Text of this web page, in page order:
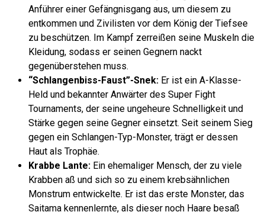
Anführer einer Gefängnisgang aus, um diesem zu
entkommen und Zivilisten vor dem König der Tiefsee
zu beschützen. Im Kampf zerreißen seine Muskeln die
Kleidung, sodass er seinen Gegnern nackt
gegenüberstehen muss.
“Schlangenbiss-Faust”-Snek: Er ist ein A-Klasse-
Held und bekannter Anwärter des Super Fight
Tournaments, der seine ungeheure Schnelligkeit und
Stärke gegen seine Gegner einsetzt. Seit seinem Sieg
gegen ein Schlangen-Typ-Monster, trägt er dessen
Haut als Trophäe.
Krabbe Lante: Ein ehemaliger Mensch, der zu viele
Krabben aß und sich so zu einem krebsähnlichen
Monstrum entwickelte. Er ist das erste Monster, das
Saitama kennenlernte, als dieser noch Haare besaß